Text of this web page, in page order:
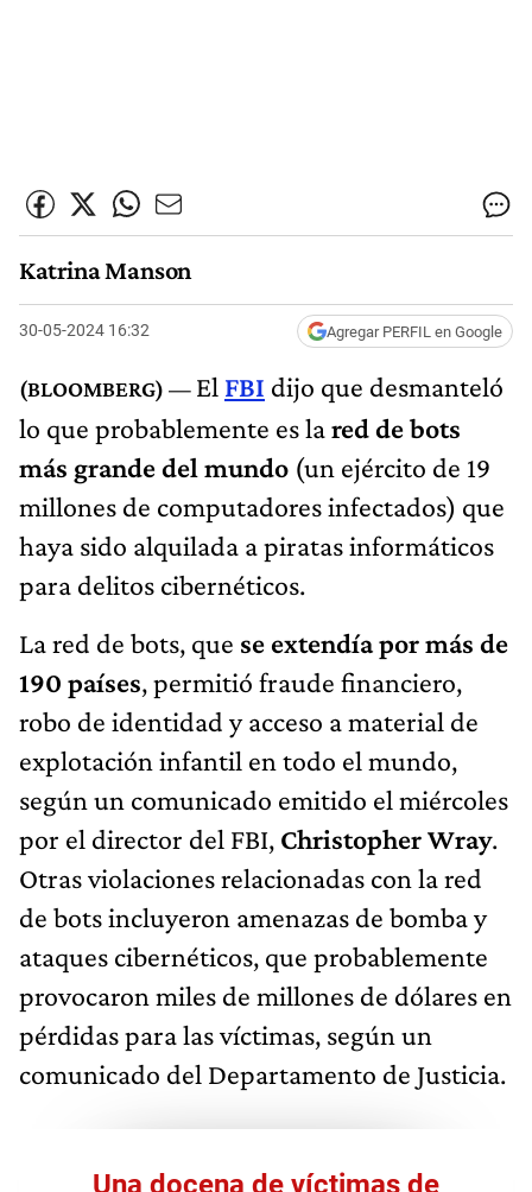
Katrina Manson
30-05-2024 16:32 Agregar PERFIL en Google
El FBI dijo que desmanteló
lo que probablemente es lared de bots
más grande del mundo (un ejército de 19
millones de computadores infectados) que
haya sido alquilada a piratas informáticos
para delitos cibernéticos.
La red de bots, que se extendía por más de
190 países, permitió fraude financiero,
robo de identidad y acceso a material de
explotación infantil en todo el mundo,
según un comunicado emitido el miércoles
por el director del FBI, Christopher Wray.
Otras violaciones relacionadas con la red
de bots incluyeron amenazas de bomba y
ataques cibernéticos, que probablemente
provocaron miles de millones de dólares en
pérdidas para las víctimas, según un
comunicado del Departamento de Justicia.
Una docena de víctimas de